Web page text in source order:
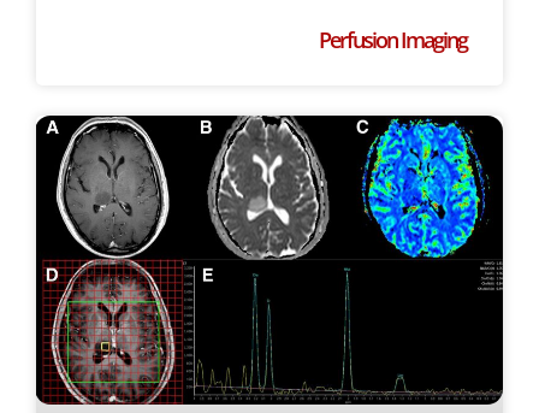
Perfusion Imaging